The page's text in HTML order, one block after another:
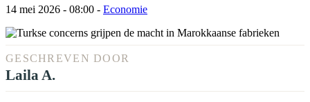
14 mei 2026 - 08:00 - Economie
GESCHREVEN DOOR
Laila A.